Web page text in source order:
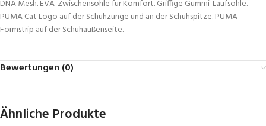
DNA Mesh. EVA-Zwischensohle für Komfort. Griffige Gummi-Laufsohle.
PUMA Cat Logo auf der Schuhzunge und an der Schuhspitze. PUMA
Formstrip auf der Schuhaußenseite.
Bewertungen (0)
Ähnliche Produkte